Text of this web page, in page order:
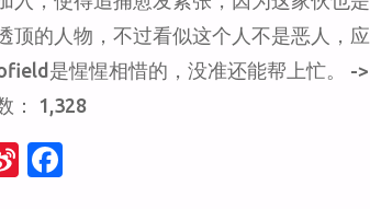
第
顶的人物，不过看似这个人不是恶人，应
是惺惺相惜的，没准还能帮上忙。 ->
： 1,328
Si